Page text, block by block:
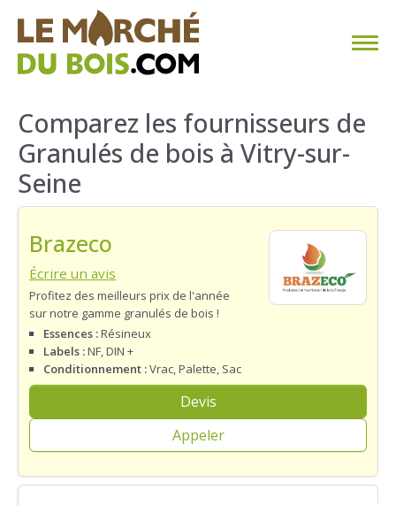
CHAUFFAGE AU BOIS
FAQ
CALCULER SA CONSOMMATION
TROUVER SON FOURNISSEUR
BLOG
ESPACE PRO
Comparez les fournisseurs de
Granulés de bois à Vitry-sur-
Seine
Brazeco
Écrire un avis
Profitez des meilleurs prix de l'année
sur notre gamme granulés de bois !
Essences :Résineux
Labels :NF, DIN +
Conditionnement :Vrac, Palette, Sac
Devis
Appeler